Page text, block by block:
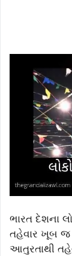
ભારત દેશના
તહેવાર ખૂબ જ
આતુરતાથી